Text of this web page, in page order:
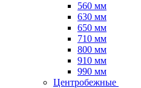
560 мм
630 мм
650 мм
710 мм
800 мм
910 мм
990 мм
Центробежные